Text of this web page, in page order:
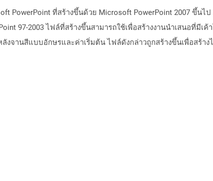
PowerPoint ที่สร้างขึ้นด้วย Microsoft PowerPoint 2007 ขึ้น
97-2003 ไฟล์ที่สร้างขึ้นสามารถใช้เพื่อสร้างงานนำเสนอที่มีเค้
จานสีแบบอักษรและค่าเริ่มต้น ไฟล์ดังกล่าวถูกสร้างขึ้นเพื่อสร้าง